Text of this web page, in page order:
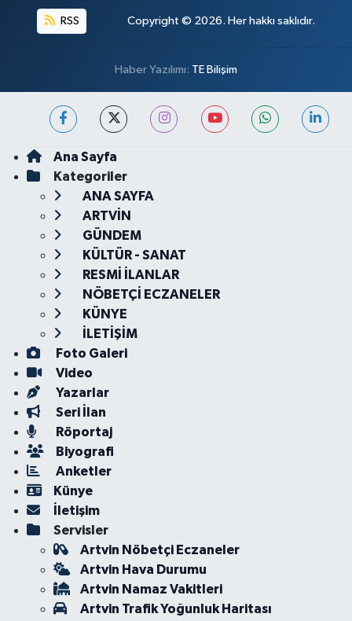
RSS Copyright © 2026. Her hakkı saklıdır.
Haber Yazılımı: TE Bilişim
Ana Sayfa
Kategoriler
ANA SAYFA
ARTVİN
GÜNDEM
KÜLTÜR - SANAT
RESMİ İLANLAR
NÖBETÇİ ECZANELER
KÜNYE
İLETİŞİM
Foto Galeri
Video
Yazarlar
Seri İlan
Röportaj
Biyografi
Anketler
Künye
İletişim
Servisler
Artvin Nöbetçi Eczaneler
Artvin Hava Durumu
Artvin Namaz Vakitleri
Artvin Trafik Yoğunluk Haritası